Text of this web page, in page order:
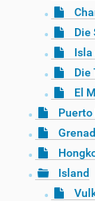
Die
Isla
Die
El
Puerto
Island